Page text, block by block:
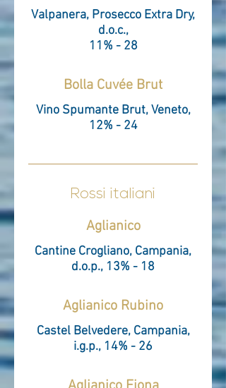
Valpanera, Prosecco Extra Dry,
d.o.c.,
11% - 28
Bolla Cuvée Brut
Vino Spumante Brut, Veneto,
12% - 24
Rossi italiani
Aglianico
Cantine Crogliano, Campania,
d.o.p., 13% - 18
Aglianico Rubino
Castel Belvedere, Campania,
i.g.p., 14% - 26